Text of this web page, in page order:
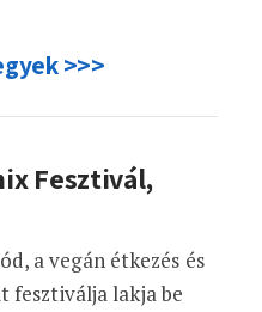
>>>
Fesztivál,
a vegán étkezés és
fesztiválja lakja be